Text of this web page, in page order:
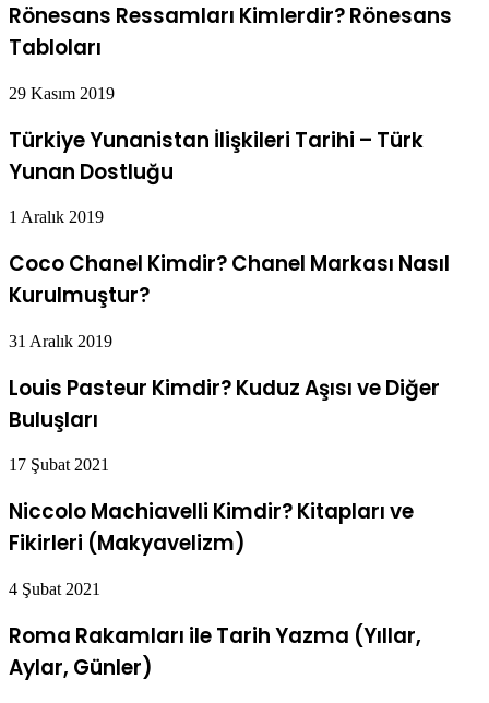
Rönesans Ressamları Kimlerdir? Rönesans
Tabloları
29 Kasım 2019
Türkiye Yunanistan İlişkileri Tarihi – Türk
Yunan Dostluğu
1 Aralık 2019
Coco Chanel Kimdir? Chanel Markası Nasıl
Kurulmuştur?
31 Aralık 2019
Louis Pasteur Kimdir? Kuduz Aşısı ve Diğer
Buluşları
17 Şubat 2021
Niccolo Machiavelli Kimdir? Kitapları ve
Fikirleri (Makyavelizm)
4 Şubat 2021
Roma Rakamları ile Tarih Yazma (Yıllar,
Aylar, Günler)